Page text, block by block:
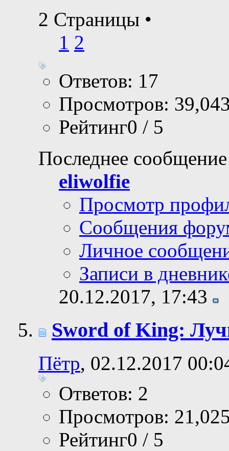
2 Страницы •
1 2
Ответов: 17
Просмотров:
Рейтинг0 / 5
Последнее
eliwolfie
Просмотр
Сообщения
Личное
Записи в
20.12.2017, 17:43
Sword of King:
Пётр, 02.12.2017
Ответов: 2
Просмотров:
Рейтинг0 / 5